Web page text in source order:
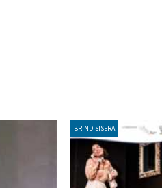
BRINDISISERA